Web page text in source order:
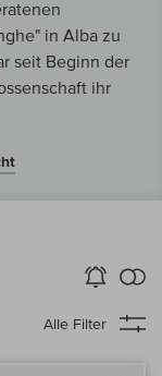
in Alba zu
seit Beginn der
ihr
Wein-Alarm
aktivieren
Alle Filter